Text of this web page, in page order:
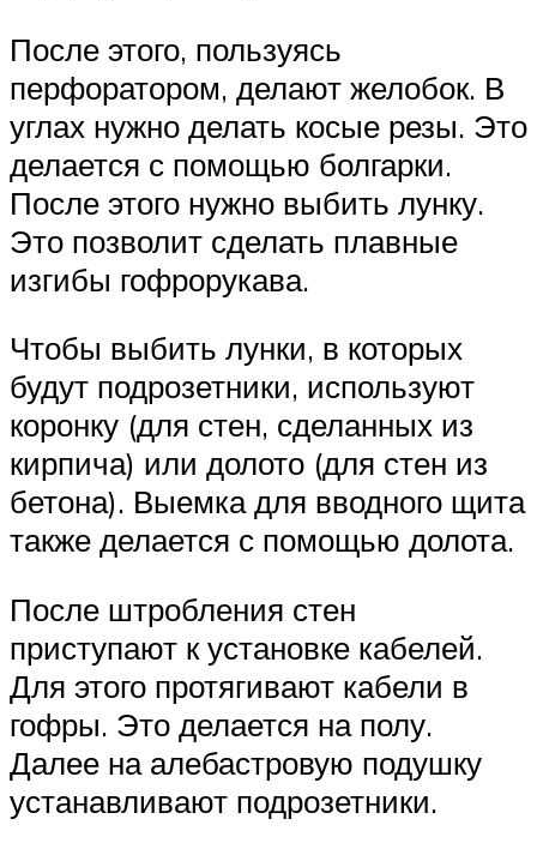
После этого, пользуясь
перфоратором, делают желобок. В
углах нужно делать косые резы. Это
делается с помощью болгарки.
После этого нужно выбить лунку.
Это позволит сделать плавные
изгибы гофрорукава.
Чтобы выбить лунки, в которых
будут подрозетники, используют
коронку (для стен, сделанных из
кирпича) или долото (для стен из
бетона). Выемка для вводного щита
также делается с помощью долота.
После штробления стен
приступают к установке кабелей.
Для этого протягивают кабели в
гофры. Это делается на полу.
Далее на алебастровую подушку
устанавливают подрозетники.